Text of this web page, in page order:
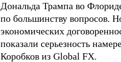
Дональда Трампа во
по большинству вопросов.
экономических
показали серьезность
Коробков из Global FX.